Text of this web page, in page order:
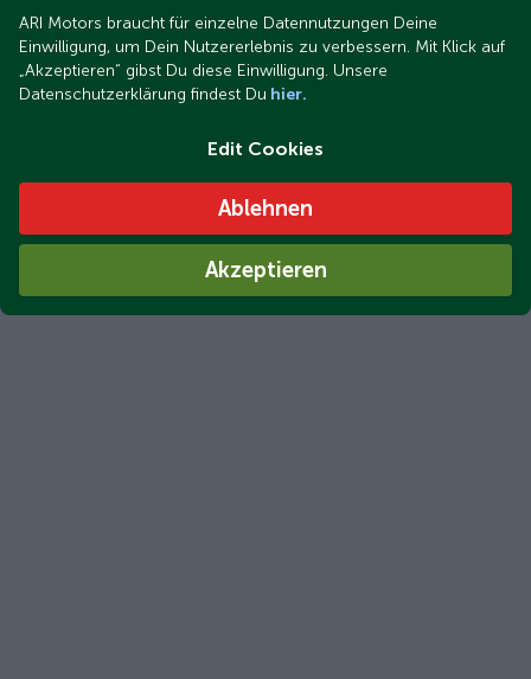
ARI Motors braucht für einzelne Datennutzungen Deine
Einwilligung, um Dein Nutzererlebnis zu verbessern. Mit Klick auf
„Akzeptieren“ gibst Du diese Einwilligung. Unsere
Datenschutzerklärung findest Du hier.
Edit Cookies
Ablehnen
Akzeptieren